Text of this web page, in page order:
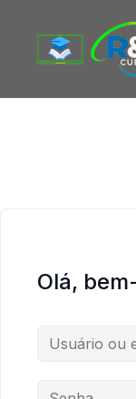
conteúdo
Olá,